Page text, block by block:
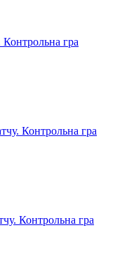
гра
Контрольна гра
Контрольна гра